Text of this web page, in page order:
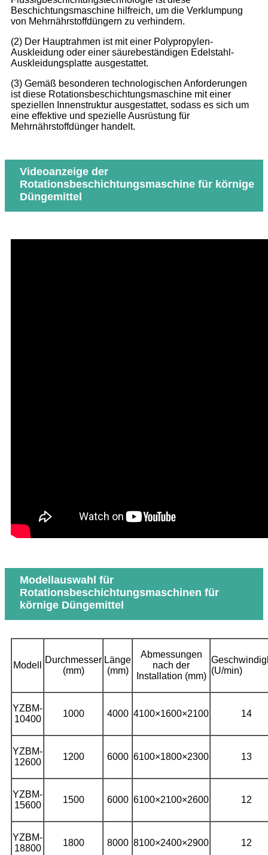
Beschichtungsmaschine hilfreich, um die Verklumpung
von Mehrnährstoffdüngern zu verhindern.
(2) Der Hauptrahmen ist mit einer Polypropylen-
Auskleidung oder einer säurebeständigen Edelstahl-
Auskleidungsplatte ausgestattet.
(3) Gemäß besonderen technologischen Anforderungen
ist diese Rotationsbeschichtungsmaschine mit einer
speziellen Innenstruktur ausgestattet, sodass es sich um
eine effektive und spezielle Ausrüstung für
Mehrnährstoffdünger handelt.
Videoanzeige der
Rotationsbeschichtungsmaschine für körnige
Düngemittel
Modellauswahl für
Rotationsbeschichtungsmaschinen für
körnige Düngemittel
Modell
Durchmesser
(mm)
Länge
(mm)
Abmessungen
nach der
Installation (mm)
(U/min)
YZBM-
10400
1000 4000 4100×1600×2100 14
YZBM-
12600
1200 6000 6100×1800×2300 13
YZBM-
15600
1500 6000 6100×2100×2600 12
YZBM-
18800
1800 8000 8100×2400×2900 12